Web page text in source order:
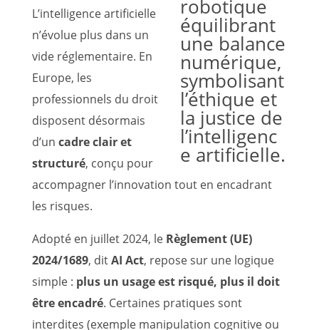
L’intelligence artificielle
n’évolue plus dans un
vide réglementaire. En
Europe, les
professionnels du droit
disposent désormais
d’un cadre clair et
structuré, conçu pour
accompagner l’innovation tout en encadrant
les risques.
Adopté en juillet 2024, le Règlement (UE)
2024/1689, ditAI Act, repose sur une logique
simple : plus un usage est risqué, plus il doit
être encadré. Certaines pratiques sont
interdites (exemple manipulation cognitive ou